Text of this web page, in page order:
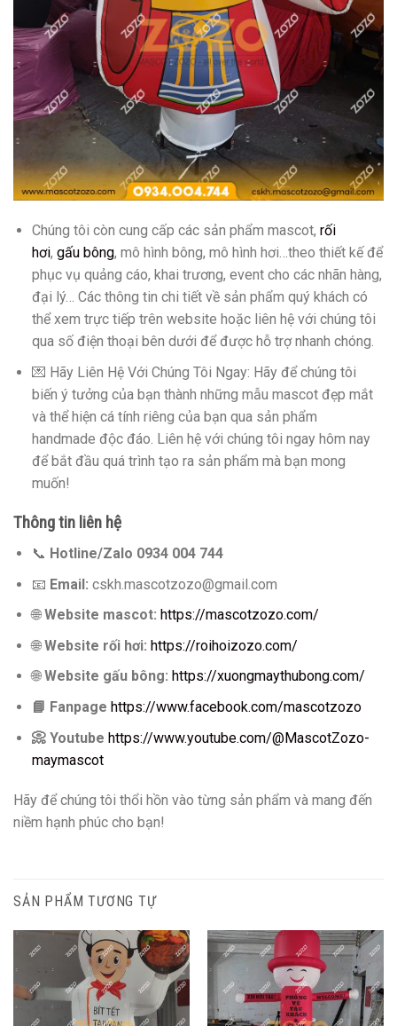
Chúng tôi còn cung cấp các sản phẩm mascot, rối
hơi, gấu bông, mô hình bông, mô hình hơi…theo thiết kế để
phục vụ quảng cáo, khai trương, event cho các nhãn hàng,
đại lý… Các thông tin chi tiết về sản phẩm quý khách có
thể xem trực tiếp trên website hoặc liên hệ với chúng tôi
qua số điện thoại bên dưới để được hỗ trợ nhanh chóng.
💌 Hãy Liên Hệ Với Chúng Tôi Ngay: Hãy để chúng tôi
biến ý tưởng của bạn thành những mẫu mascot đẹp mắt
và thể hiện cá tính riêng của bạn qua sản phẩm
handmade độc đáo. Liên hệ với chúng tôi ngay hôm nay
để bắt đầu quá trình tạo ra sản phẩm mà bạn mong
muốn!
Thông tin liên hệ
📞 Hotline/Zalo 0934 004 744
📧 Email: cskh.mascotzozo@gmail.com
🌐Website mascot: https://mascotzozo.com/
🌐Website rối hơi: https://roihoizozo.com/
🌐Website gấu bông: https://xuongmaythubong.com/
📘 Fanpage https://www.facebook.com/mascotzozo
📀 Youtube https://www.youtube.com/@MascotZozo-
maymascot
Hãy để chúng tôi thổi hồn vào từng sản phẩm và mang đến
niềm hạnh phúc cho bạn!
SẢN PHẨM TƯƠNG TỰ